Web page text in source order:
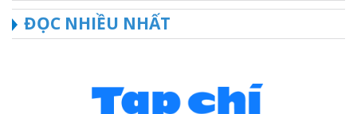
ĐỌC NHIỀU NHẤT